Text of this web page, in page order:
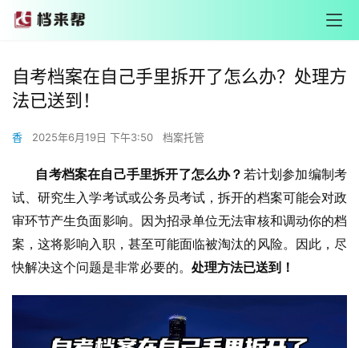
自考档案在自己手里拆开了怎么办？处理方
法已送到！
香 2025年6月19日 下午3:50 档案托管
自考档案在自己手里拆开了怎么办？ 若计划参加编制考
试、研究生入学考试或公务员考试，拆开的档案可能会对政
审环节产生负面影响。因为招录单位无法审核和调动你的档
案，这将影响入职，甚至可能面临被淘汰的风险。因此，尽
快解决这个问题是非常必要的。 处理方法已送到！